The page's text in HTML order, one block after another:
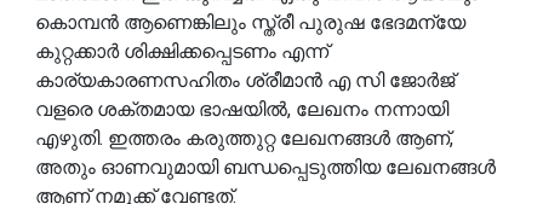
കൊമ്പൻ ആണെങ്കിലും സ്ത്രീ പുരുഷ ഭേദമന്യേ
കുറ്റക്കാർ ശിക്ഷിക്കപ്പെടണം എന്ന്
കാര്യകാരണസഹിതം ശ്രീമാൻ എ സി ജോർജ്
വളരെ ശക്തമായ ഭാഷയിൽ, ലേഖനം നന്നായി
എഴുതി. ഇത്തരം കരുത്തുറ്റ ലേഖനങ്ങൾ ആണ്,
അതും ഓണവുമായി ബന്ധപ്പെടുത്തിയ ലേഖനങ്ങൾ
ആണ് നമുക്ക് വേണ്ടത്.